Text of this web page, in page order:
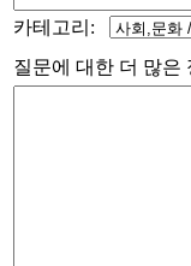
카테고리:
질문에 대한 더 많은